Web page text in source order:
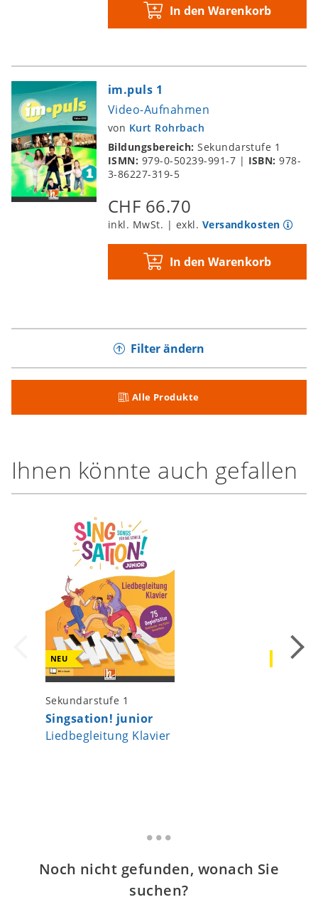
In den Warenkorb
im.puls 1
Video-Aufnahmen
von Kurt Rohrbach
Bildungsbereich:Sekundarstufe 1
ISMN: 979-0-50239-991-7 | ISBN:978-
3-86227-319-5
CHF 66.70
inkl. MwSt. | exkl. Versandkosten
In den Warenkorb
Filter ändern
Alle Produkte
Ihnen könnte auch gefallen
NEU
Sekundarstufe 1
Singsation! junior
Liedbegleitung Klavier
NEU
Noch nicht gefunden, wonach Sie
suchen?